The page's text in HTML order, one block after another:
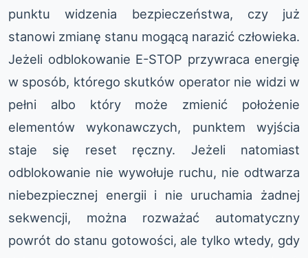
punktu widzenia bezpieczeństwa, czy już
stanowi zmianę stanu mogącą narazić człowieka.
Jeżeli odblokowanie E-STOP przywraca energię
w sposób, którego skutków operator nie widzi w
pełni albo który może zmienić położenie
elementów wykonawczych, punktem wyjścia
staje się reset ręczny. Jeżeli natomiast
odblokowanie nie wywołuje ruchu, nie odtwarza
niebezpiecznej energii i nie uruchamia żadnej
sekwencji, można rozważać automatyczny
powrót do stanu gotowości, ale tylko wtedy, gdy